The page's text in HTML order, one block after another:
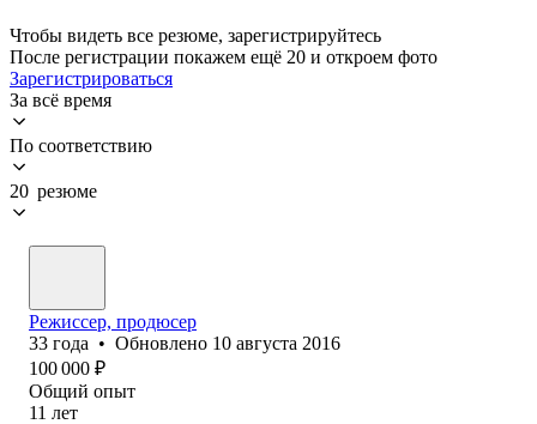
Чтобы видеть все резюме, зарегистрируйтесь
После регистрации покажем ещё 20 и откроем фото
Зарегистрироваться
За всё время
По соответствию
20 резюме
Режиссер, продюсер
33 года • Обновлено 10 августа 2016
100 000 ₽
Общий опыт
11 лет